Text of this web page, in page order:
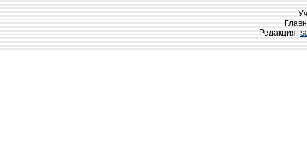
Редакция: